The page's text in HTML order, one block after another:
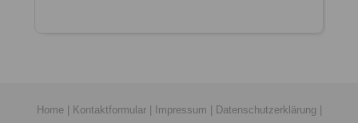
Home| Kontaktformular| Impressum Datenschutzerklärung